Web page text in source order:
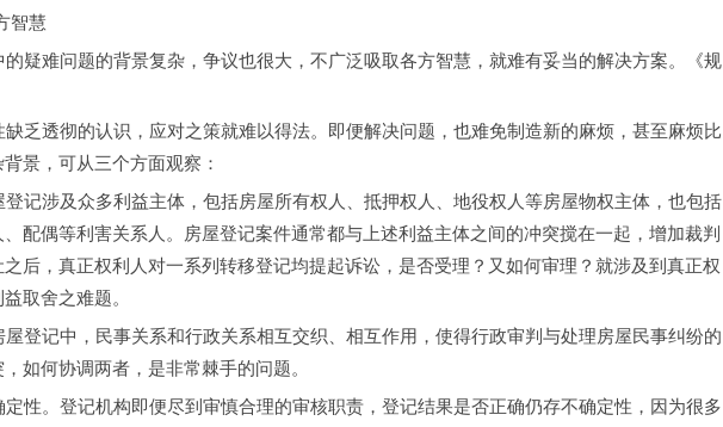
智慧
疑难问题的背景复杂，争议也很大，不广泛吸取各方智慧，就难有妥当的解决方案。《规
乏透彻的认识，应对之策就难以得法。即便解决问题，也难免制造新的麻烦，甚至麻烦比
景，可从三个方面观察：
记涉及众多利益主体，包括房屋所有权人、抵押权人、地役权人等房屋物权主体，也包括
配偶等利害关系人。房屋登记案件通常都与上述利益主体之间的冲突搅在一起，增加裁判
后，真正权利人对一系列转移登记均提起诉讼，是否受理？又如何审理？就涉及到真正权
取舍之难题。
登记中，民事关系和行政关系相互交织、相互作用，使得行政审判与处理房屋民事纠纷的
如何协调两者，是非常棘手的问题。
性。登记机构即便尽到审慎合理的审核职责，登记结果是否正确仍存不确定性，因为很多